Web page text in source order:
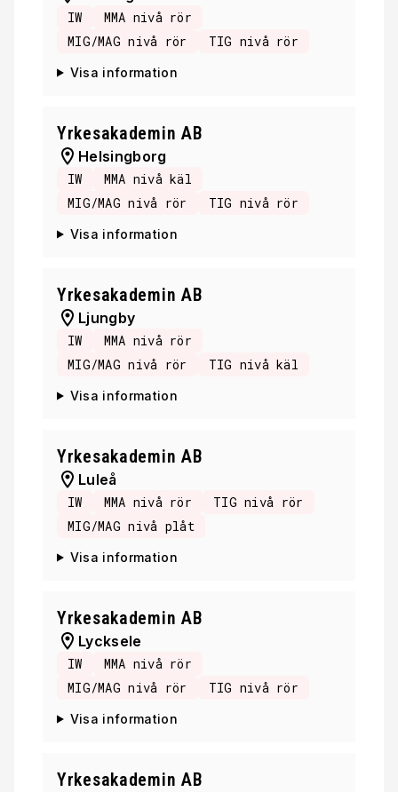
IW
MMA nivå rör
MIG/MAG nivå rör
TIG nivå rör
Visa information
Yrkesakademin AB
Helsingborg
IW
MMA nivå käl
MIG/MAG nivå rör
TIG nivå rör
Visa information
Yrkesakademin AB
Ljungby
IW
MMA nivå rör
MIG/MAG nivå rör
TIG nivå käl
Visa information
Yrkesakademin AB
Luleå
IW MMA nivå rör
TIG nivå rör
MIG/MAG nivå plåt
Visa information
Yrkesakademin AB
Lycksele
IW
MMA nivå rör
MIG/MAG nivå rör
TIG nivå rör
Visa information
Yrkesakademin AB